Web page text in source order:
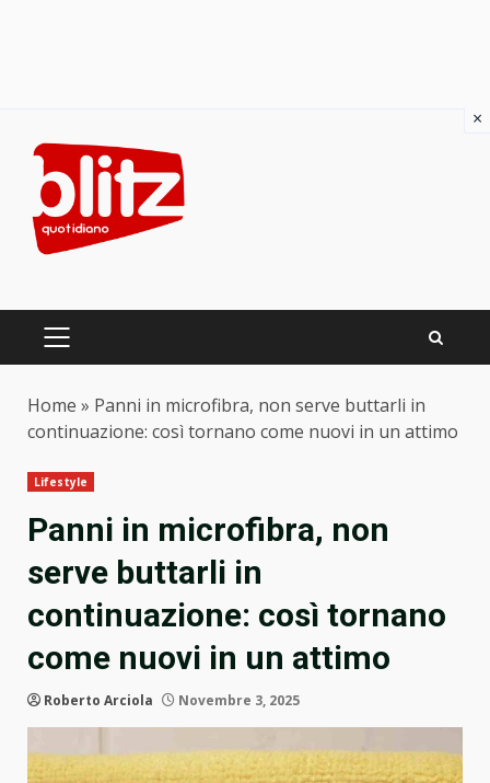
content
PRIMARY
Home » Panni in microfibra, non serve buttarli in
continuazione: così tornano come nuovi in un attimo
Lifestyle
Panni in microfibra, non
serve buttarli in
continuazione: così tornano
come nuovi in un attimo
Roberto Arciola Novembre 3, 2025
×